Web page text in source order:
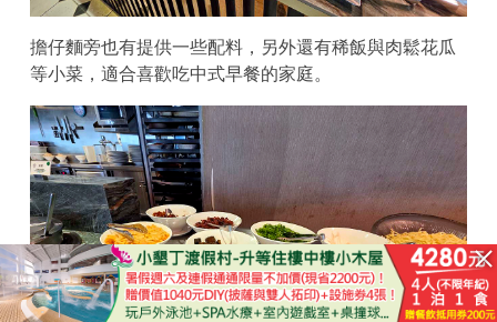
擔仔麵旁也有提供一些配料，另外還有稀飯與肉鬆花瓜
等小菜，適合喜歡吃中式早餐的家庭。
已結束